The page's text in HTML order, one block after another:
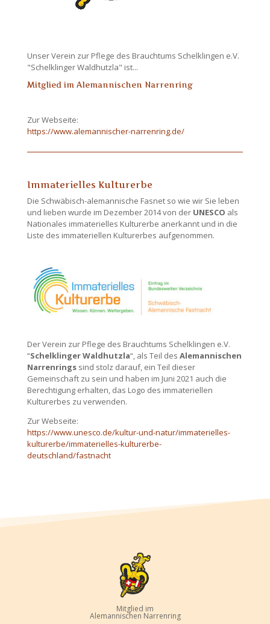
Unser Verein zur Pflege des Brauchtums Schelklingen e.V.
"Schelklinger Waldhutzla" ist...
Mitglied im Alemannischen Narrenring
Zur Webseite:
https://www.alemannischer-narrenring.de/
Immaterielles Kulturerbe
Die Schwäbisch-alemannische Fasnet so wie wir Sie leben
und lieben wurde im Dezember 2014 von der UNESCO als
Nationales immaterielles Kulturerbe anerkannt und in die
Liste des immateriellen Kulturerbes aufgenommen.
Der Verein zur Pflege des Brauchtums Schelklingen e.V.
“Schelklinger Waldhutzla“, als Teil des Alemannischen
Narrenringssind stolz darauf, ein Teil dieser
Gemeinschaft zu sein und haben im Juni 2021 auch die
Berechtigung erhalten, das Logo des immateriellen
Kulturerbes zu verwenden.
Zur Webseite:
https://www.unesco.de/kultur-und-natur/immaterielles-
kulturerbe/immaterielles-kulturerbe-
deutschland/fastnacht
Mitglied im
Alemannischen Narrenring